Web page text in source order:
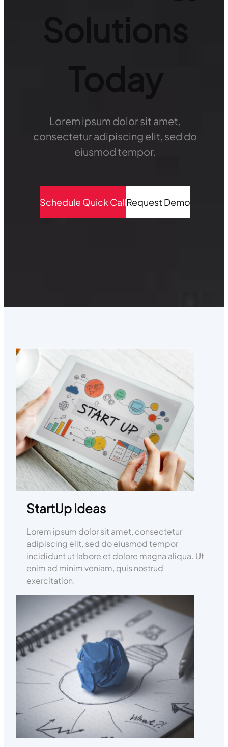
Lorem ipsum dolor sit amet,
consectetur adipiscing elit, sed do
eiusmod tempor.
Schedule Quick CallRequest Demo
StartUp Ideas
Lorem ipsum dolor sit amet, consectetur
adipiscing elit, sed do eiusmod tempor
incididunt ut labore et dolore magna aliqua. Ut
enim ad minim veniam, quis nostrud
exercitation.